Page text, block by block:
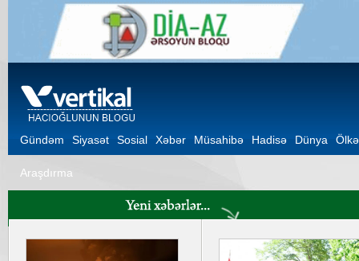
Gündəm Siyasət Sosial Xəbər Müsahibə Hadisə Dünya Ölkə
Araşdırma